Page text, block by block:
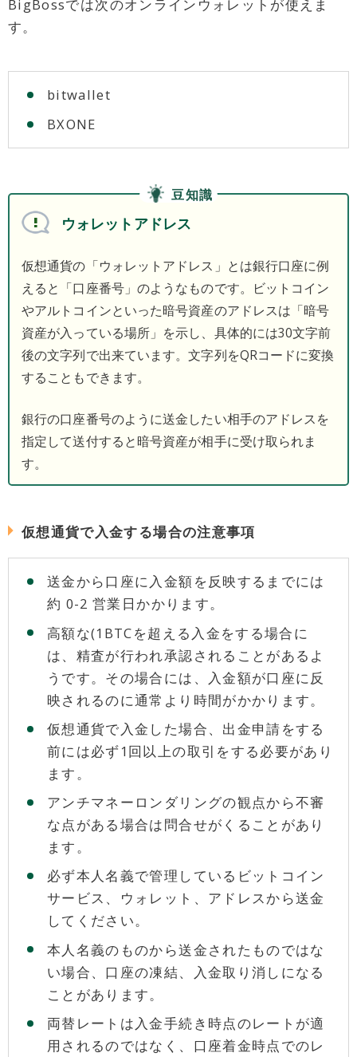
BigBossでは次のオンラインウォレットが使えま
す。
bitwallet
BXONE
豆知識
ウォレットアドレス
仮想通貨の「ウォレットアドレス」とは銀行口座に例
えると「口座番号」のようなものです。ビットコイン
やアルトコインといった暗号資産のアドレスは「暗号
資産が入っている場所」を示し、具体的には30文字前
後の文字列で出来ています。文字列をQRコードに変換
することもできます。
銀行の口座番号のように送金したい相手のアドレスを
指定して送付すると暗号資産が相手に受け取られま
す。
仮想通貨で入金する場合の注意事項
送金から口座に入金額を反映するまでには
約 0-2 営業日かかります。
高額な(1BTCを超える入金をする場合に
は、精査が行われ承認されることがあるよ
うです。その場合には、入金額が口座に反
映されるのに通常より時間がかかります。
仮想通貨で入金した場合、出金申請をする
前には必ず1回以上の取引をする必要があり
ます。
アンチマネーロンダリングの観点から不審
な点がある場合は問合せがくることがあり
ます。
必ず本人名義で管理しているビットコイン
サービス、ウォレット、アドレスから送金
してください。
本人名義のものから送金されたものではな
い場合、口座の凍結、入金取り消しになる
ことがあります。
両替レートは入金手続き時点のレートが適
用されるのではなく、口座着金時点でのレ